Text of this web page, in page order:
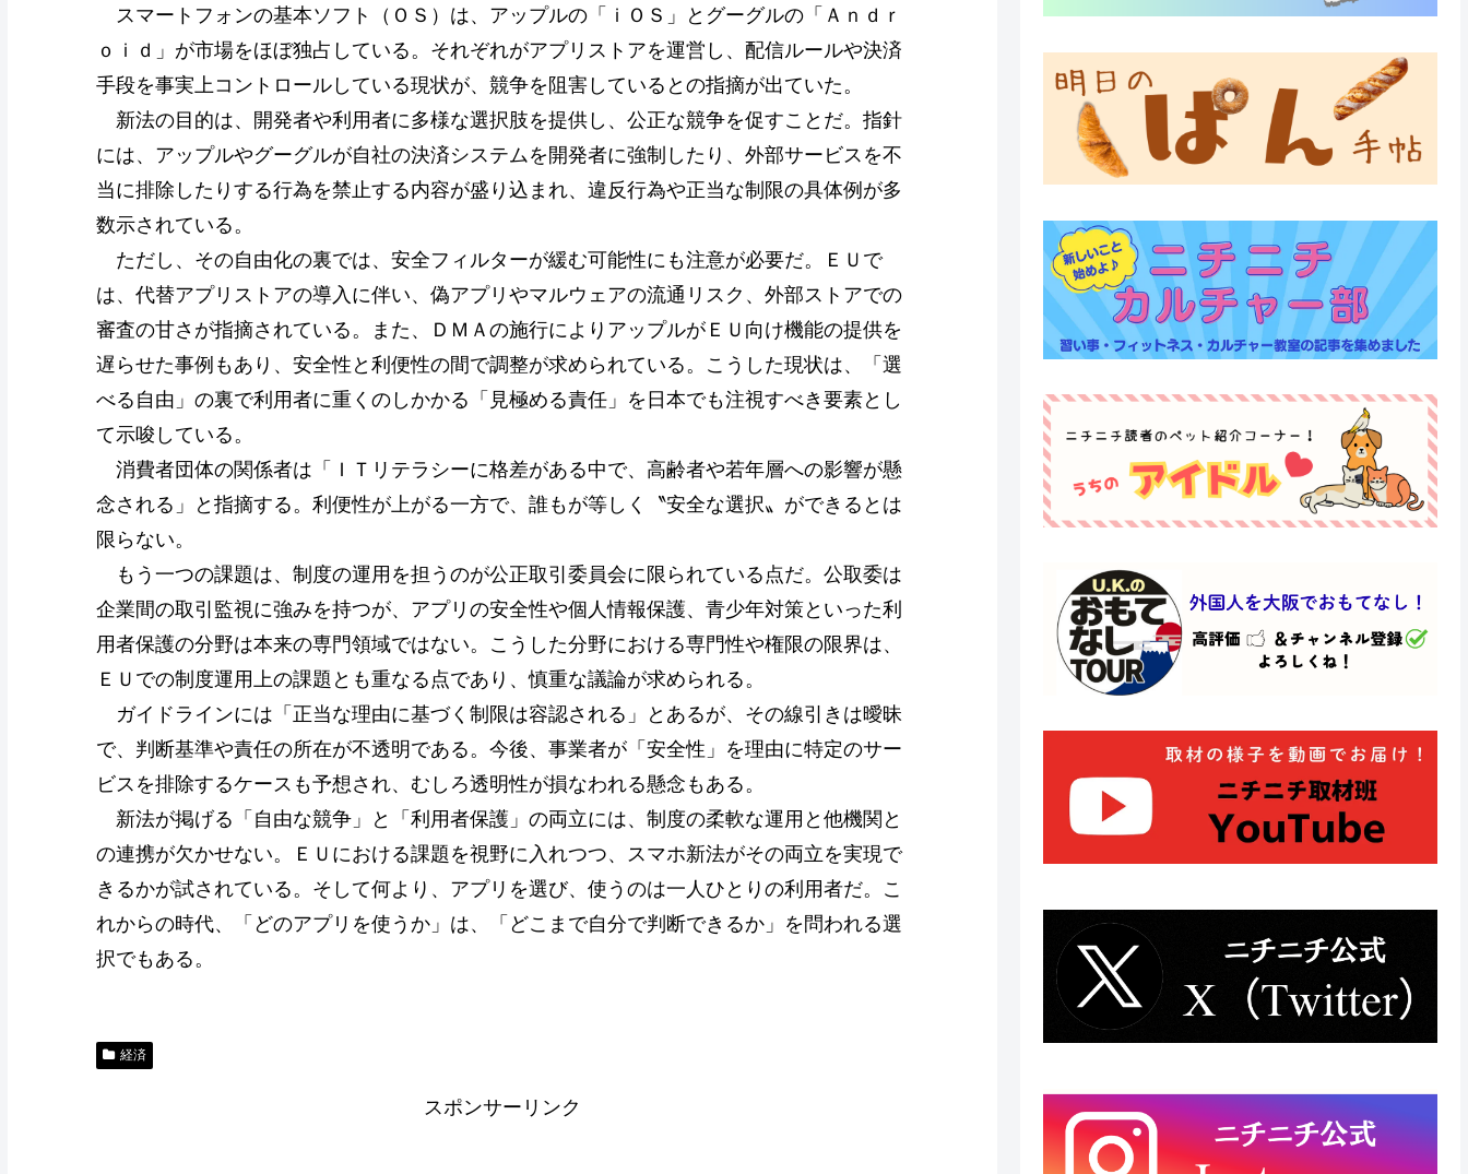
スマートフォンの基本ソフト（ＯＳ）は、アップルの「ｉＯＳ」とグーグルの「Ａｎｄｒ
ｏｉｄ」が市場をほぼ独占している。それぞれがアプリストアを運営し、配信ルールや決済
手段を事実上コントロールしている現状が、競争を阻害しているとの指摘が出ていた。
新法の目的は、開発者や利用者に多様な選択肢を提供し、公正な競争を促すことだ。指針
には、アップルやグーグルが自社の決済システムを開発者に強制したり、外部サービスを不
当に排除したりする行為を禁止する内容が盛り込まれ、違反行為や正当な制限の具体例が多
数示されている。
ただし、その自由化の裏では、安全フィルターが緩む可能性にも注意が必要だ。ＥＵで
は、代替アプリストアの導入に伴い、偽アプリやマルウェアの流通リスク、外部ストアでの
審査の甘さが指摘されている。また、ＤＭＡの施行によりアップルがＥＵ向け機能の提供を
遅らせた事例もあり、安全性と利便性の間で調整が求められている。こうした現状は、「選
べる自由」の裏で利用者に重くのしかかる「見極める責任」を日本でも注視すべき要素とし
て示唆している。
消費者団体の関係者は「ＩＴリテラシーに格差がある中で、高齢者や若年層への影響が懸
念される」と指摘する。利便性が上がる一方で、誰もが等しく〝安全な選択〟ができるとは
限らない。
もう一つの課題は、制度の運用を担うのが公正取引委員会に限られている点だ。公取委は
企業間の取引監視に強みを持つが、アプリの安全性や個人情報保護、青少年対策といった利
用者保護の分野は本来の専門領域ではない。こうした分野における専門性や権限の限界は、
ＥＵでの制度運用上の課題とも重なる点であり、慎重な議論が求められる。
ガイドラインには「正当な理由に基づく制限は容認される」とあるが、その線引きは曖昧
で、判断基準や責任の所在が不透明である。今後、事業者が「安全性」を理由に特定のサー
ビスを排除するケースも予想され、むしろ透明性が損なわれる懸念もある。
新法が掲げる「自由な競争」と「利用者保護」の両立には、制度の柔軟な運用と他機関と
の連携が欠かせない。ＥＵにおける課題を視野に入れつつ、スマホ新法がその両立を実現で
きるかが試されている。そして何より、アプリを選び、使うのは一人ひとりの利用者だ。こ
れからの時代、「どのアプリを使うか」は、「どこまで自分で判断できるか」を問われる選
択でもある。
経済
スポンサーリンク